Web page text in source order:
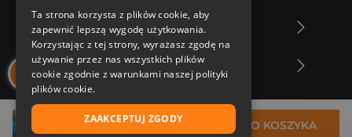
36,99 zł DO KOSZYKA
Nasza oferta
Nasi autorzy
Ta strona korzysta z plików cookie, aby
zapewnić lepszą wygodę użytkowania.
Korzystając z tej strony, wyrażasz zgodę na
używanie przez nas wszystkich plików
cookie zgodnie z warunkami naszej polityki
plików cookie.
ZAAKCEPTUJ ZGODY